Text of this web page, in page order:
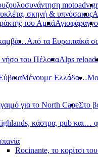
motoadv.gr
σκηνή & υπνόσακος
του ΑμπάΑγιοφάραγγο
καμβά…Από τα Ευρωπαϊκά
νήσο του ΠέλοπαAlps
Μένουμε Ελλάδα…
για το North CapeΣτο
κάστρα, pub και…
Rocinante, το κορίτσι